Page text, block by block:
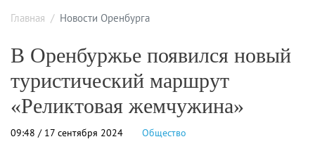
Главная Новости Оренбурга
В Оренбуржье появился новый
туристический маршрут
«Реликтовая жемчужина»
09:48 / 17 сентября 2024 Общество